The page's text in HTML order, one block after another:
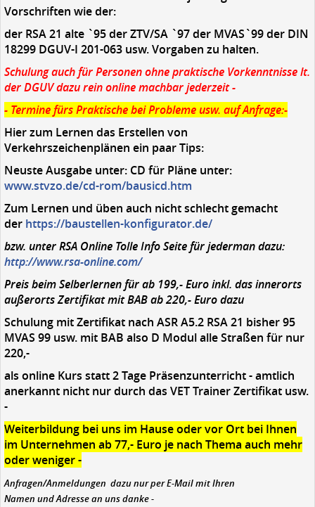
Vorschriften wie der:
der RSA 21 alte `95 der ZTV/SA `97 der MVAS`99 der DIN
18299 DGUV-I 201-063 usw. Vorgaben zu halten.
Schulung auch für Personen ohne praktische Vorkenntnisse lt.
der DGUV dazu rein online machbar jederzeit -
- Termine fürs Praktische bei Probleme usw. auf Anfrage:-
Hier zum Lernen das Erstellen von
Verkehrszeichenplänen ein paar Tips:
Neuste Ausgabe unter: CD für Pläne unter:
www.stvzo.de/cd-rom/bausicd.htm
Zum Lernen und üben auch nicht schlecht gemacht
der https://baustellen-konfigurator.de/
bzw. unter RSA Online Tolle Info Seite für jederman dazu:
http://www.rsa-online.com/
Preis beim Selberlernen für ab 199,- Euro inkl. das innerorts
außerorts Zertifikat mit BAB ab 220,- Euro dazu
Schulung mit Zertifikat nach ASR A5.2 RSA 21 bisher 95
MVAS 99 usw. mit BAB also D Modul alle Straßen für nur
220,-
als online Kurs statt 2 Tage Präsenzunterricht - amtlich
anerkannt nicht nur durch das VET Trainer Zertifikat usw.
-
Weiterbildung bei uns im Hause oder vor Ort bei Ihnen
im Unternehmen ab 77,- Euro je nach Thema auch mehr
oder weniger -
Anfragen/Anmeldungen dazu nur per E-Mail mit Ihren
Namen und Adresse an unsdanke -